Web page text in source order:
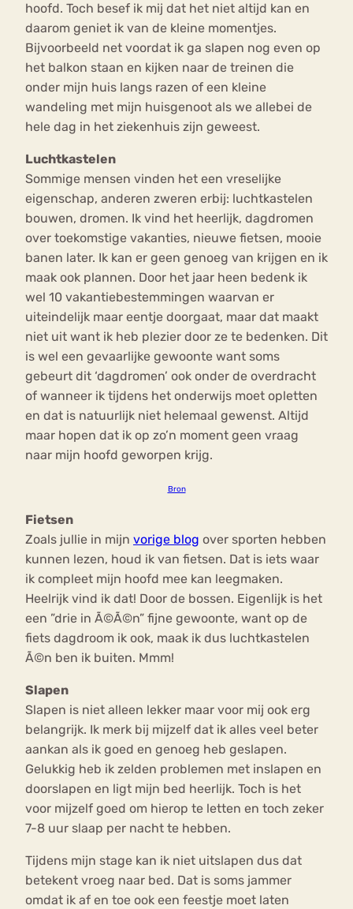
hoofd. Toch besef ik mij dat het niet altijd kan en
daarom geniet ik van de kleine momentjes.
Bijvoorbeeld net voordat ik ga slapen nog even op
het balkon staan en kijken naar de treinen die
onder mijn huis langs razen of een kleine
wandeling met mijn huisgenoot als we allebei de
hele dag in het ziekenhuis zijn geweest.
Luchtkastelen
Sommige mensen vinden het een vreselijke
eigenschap, anderen zweren erbij: luchtkastelen
bouwen, dromen. Ik vind het heerlijk, dagdromen
over toekomstige vakanties, nieuwe fietsen, mooie
banen later. Ik kan er geen genoeg van krijgen en ik
maak ook plannen. Door het jaar heen bedenk ik
wel 10 vakantiebestemmingen waarvan er
uiteindelijk maar eentje doorgaat, maar dat maakt
niet uit want ik heb plezier door ze te bedenken. Dit
is wel een gevaarlijke gewoonte want soms
gebeurt dit ‘dagdromen’ ook onder de overdracht
of wanneer ik tijdens het onderwijs moet opletten
en dat is natuurlijk niet helemaal gewenst. Altijd
maar hopen dat ik op zo’n moment geen vraag
naar mijn hoofd geworpen krijg.
Bron
Fietsen
Zoals jullie in mijn vorige blog over sporten hebben
kunnen lezen, houd ik van fietsen. Dat is iets waar
ik compleet mijn hoofd mee kan leegmaken.
Heelrijk vind ik dat! Door de bossen. Eigenlijk is het
een ”drie in Ã©Ã©n” fijne gewoonte, want op de
fiets dagdroom ik ook, maak ik dus luchtkastelen
Ã©n ben ik buiten. Mmm!
Slapen
Slapen is niet alleen lekker maar voor mij ook erg
belangrijk. Ik merk bij mijzelf dat ik alles veel beter
aankan als ik goed en genoeg heb geslapen.
Gelukkig heb ik zelden problemen met inslapen en
doorslapen en ligt mijn bed heerlijk. Toch is het
voor mijzelf goed om hierop te letten en toch zeker
7-8 uur slaap per nacht te hebben.
Tijdens mijn stage kan ik niet uitslapen dus dat
betekent vroeg naar bed. Dat is soms jammer
omdat ik af en toe ook een feestje moet laten